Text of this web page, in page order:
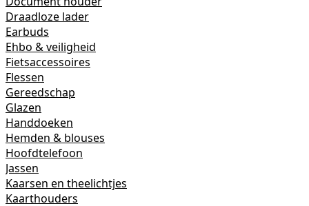
Draadloze lader
Earbuds
Ehbo & veiligheid
Fietsaccessoires
Flessen
Gereedschap
Glazen
Handdoeken
Hemden & blouses
Hoofdtelefoon
Jassen
Kaarsen en theelichtjes
Kaarthouders